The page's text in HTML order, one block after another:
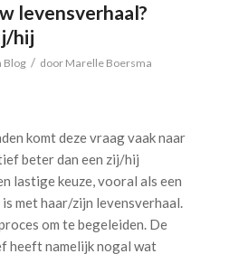
levensverhaal?
hij
Blog / door Marelle Boersma
komt deze vraag vaak naar
beter dan een zij/hij
lastige keuze, vooral als een
met haar/zijn levensverhaal.
om te begeleiden. De
heeft namelijk nogal wat